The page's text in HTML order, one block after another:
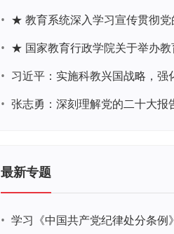
•
•
•
•
最新专题
• 学习《中国共产党纪律处分条例》